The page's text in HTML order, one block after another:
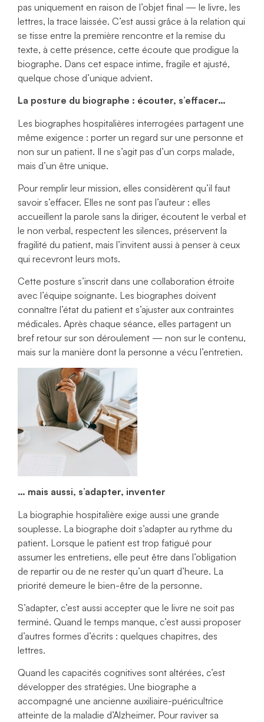
pas uniquement en raison de l’objet final — le livre, les
lettres, la trace laissée. C’est aussi grâce à la relation qui
se tisse entre la première rencontre et la remise du
texte, à cette présence, cette écoute que prodigue la
biographe. Dans cet espace intime, fragile et ajusté,
quelque chose d’unique advient.
La posture du biographe : écouter, s’effacer…
Les biographes hospitalières interrogées partagent une
même exigence : porter un regard sur une personne et
non sur un patient. Il ne s’agit pas d’un corps malade,
mais d’un être unique.
Pour remplir leur mission, elles considèrent qu’il faut
savoir s’effacer. Elles ne sont pas l’auteur : elles
accueillent la parole sans la diriger, écoutent le verbal et
le non verbal, respectent les silences, préservent la
fragilité du patient, mais l’invitent aussi à penser à ceux
qui recevront leurs mots.
Cette posture s’inscrit dans une collaboration étroite
avec l’équipe soignante. Les biographes doivent
connaître l’état du patient et s’ajuster aux contraintes
médicales. Après chaque séance, elles partagent un
bref retour sur son déroulement — non sur le contenu,
mais sur la manière dont la personne a vécu l’entretien.
… mais aussi, s’adapter, inventer
La biographie hospitalière exige aussi une grande
souplesse. La biographe doit s’adapter au rythme du
patient. Lorsque le patient est trop fatigué pour
assumer les entretiens, elle peut être dans l’obligation
de repartir ou de ne rester qu’un quart d’heure. La
priorité demeure le bien-être de la personne.
S’adapter, c’est aussi accepter que le livre ne soit pas
terminé. Quand le temps manque, c’est aussi proposer
d’autres formes d’écrits : quelques chapitres, des
lettres.
Quand les capacités cognitives sont altérées, c’est
développer des stratégies. Une biographe a
accompagné une ancienne auxiliaire-puéricultrice
atteinte de la maladie d’Alzheimer. Pour raviver sa